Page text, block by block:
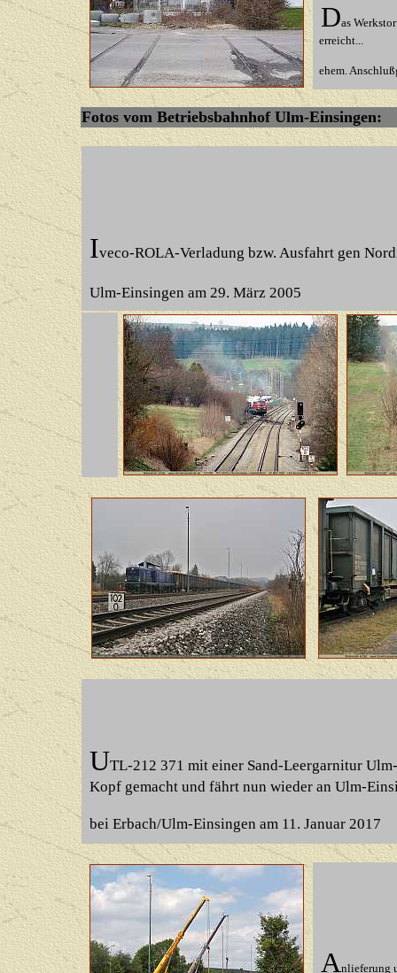
Das
erreicht...
ehem.
Fotos vom Betriebsbahnhof Ulm-Einsingen:
Iveco-ROLA-Verladung bzw. Ausfahrt gen
Ulm-Einsingen am 29. März 2005
UTL-212 371 mit einer Sand-Leergarnitur
Kopf gemacht und fährt nun wieder an Ulm-
bei Erbach/Ulm-Einsingen am 11. Januar 2017
Anlieferung